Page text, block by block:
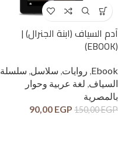
آدم السياف (ابنة الجنرال) |
(EBOOK)
Ebook
, روايات, سلاسل, سلسلة
السياف, لغة عربية وحوار
بالمصرية
150,00EGP
90,00 EGP